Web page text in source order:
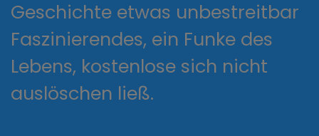
Geschichte etwas unbestreitbar
Faszinierendes, ein Funke des
Lebens, kostenlose sich nicht
auslöschen ließ.